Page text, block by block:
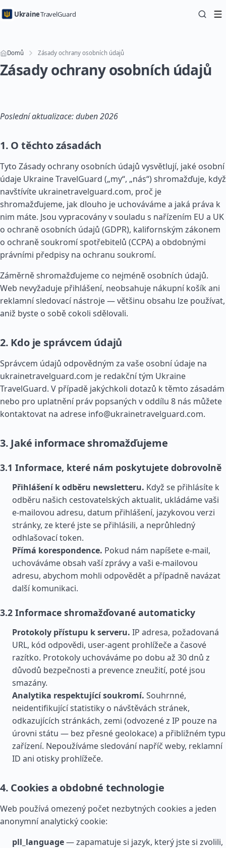
UkraineTravelGuard
Domů Zásady ochrany osobních údajů
Zásady ochrany osobních údajů
Poslední aktualizace: duben 2026
1. O těchto zásadách
Tyto Zásady ochrany osobních údajů vysvětlují, jaké osobní
údaje Ukraine TravelGuard („my“, „nás“) shromažďuje, když
navštívíte ukrainetravelguard.com, proč je
shromažďujeme, jak dlouho je uchováváme a jaká práva k
nim máte. Jsou vypracovány v souladu s nařízením EU a UK
o ochraně osobních údajů (GDPR), kalifornským zákonem
o ochraně soukromí spotřebitelů (CCPA) a obdobnými
právními předpisy na ochranu soukromí.
Záměrně shromažďujeme co nejméně osobních údajů.
Web nevyžaduje přihlášení, neobsahuje nákupní košík ani
reklamní sledovací nástroje — většinu obsahu lze používat,
aniž byste o sobě cokoli sdělovali.
2. Kdo je správcem údajů
Správcem údajů odpovědným za vaše osobní údaje na
ukrainetravelguard.com je redakční tým Ukraine
TravelGuard. V případě jakýchkoli dotazů k těmto zásadám
nebo pro uplatnění práv popsaných v oddílu 8 nás můžete
kontaktovat na adrese info@ukrainetravelguard.com.
3. Jaké informace shromažďujeme
3.1 Informace, které nám poskytujete dobrovolně
Přihlášení k odběru newsletteru. Když se přihlásíte k
odběru našich cestovatelských aktualit, ukládáme vaši
e-mailovou adresu, datum přihlášení, jazykovou verzi
stránky, ze které jste se přihlásili, a neprůhledný
odhlašovací token.
Přímá korespondence. Pokud nám napíšete e-mail,
uchováváme obsah vaší zprávy a vaši e-mailovou
adresu, abychom mohli odpovědět a případně navázat
další komunikaci.
3.2 Informace shromažďované automaticky
Protokoly přístupu k serveru. IP adresa, požadovaná
URL, kód odpovědi, user-agent prohlížeče a časové
razítko. Protokoly uchováváme po dobu až 30 dnů z
důvodů bezpečnosti a prevence zneužití, poté jsou
smazány.
Analytika respektující soukromí. Souhrnné,
neidentifikující statistiky o návštěvách stránek,
odkazujících stránkách, zemi (odvozené z IP pouze na
úrovni státu — bez přesné geolokace) a přibližném typu
zařízení. Nepoužíváme sledování napříč weby, reklamní
ID ani otisky prohlížeče.
4. Cookies a obdobné technologie
Web používá omezený počet nezbytných cookies a jeden
anonymní analytický cookie:
pll_language— zapamatuje si jazyk, který jste si zvolili,